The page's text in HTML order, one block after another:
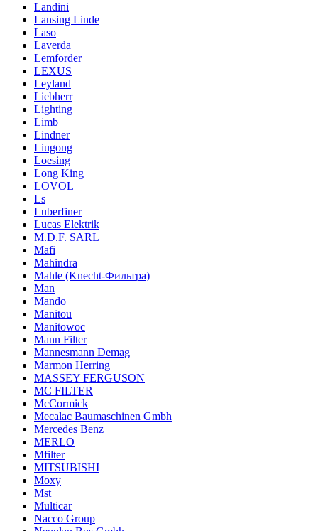
Landini
Lansing Linde
Laso
Laverda
Lemforder
LEXUS
Leyland
Liebherr
Lighting
Limb
Lindner
Liugong
Loesing
Long King
LOVOL
Ls
Luberfiner
Lucas Elektrik
M.D.F. SARL
Mafi
Mahindra
Mahle (Knecht-Фильтра)
Man
Mando
Manitou
Manitowoc
Mann Filter
Mannesmann Demag
Marmon Herring
MASSEY FERGUSON
MC FILTER
McCormick
Mecalac Baumaschinen Gmbh
Mercedes Benz
MERLO
Mfilter
MITSUBISHI
Moxy
Mst
Multicar
Nacco Group